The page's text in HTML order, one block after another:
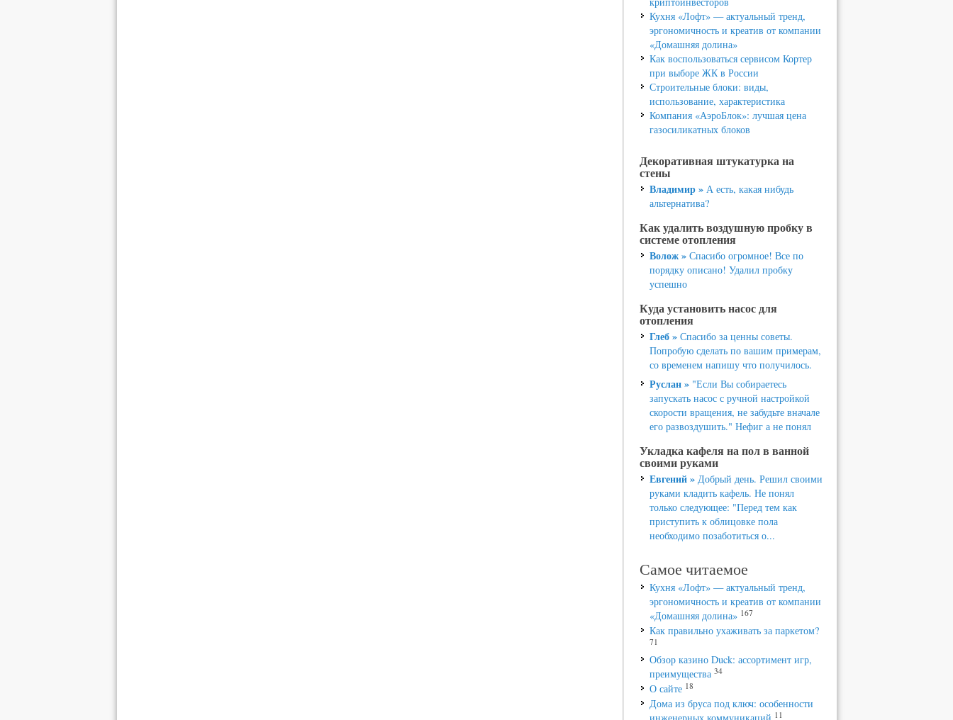
Кухня «Лофт» — актуальный тренд,
эргономичность и креатив от компании
«Домашняя долина»
Как воспользоваться сервисом Кортер
при выборе ЖК в России
Строительные блоки: виды,
использование, характеристика
Компания «АэроБлок»: лучшая цена
газосиликатных блоков
Декоративная штукатурка на
стены
Владимир »А есть, какая нибудь
альтернатива?
Как удалить воздушную пробку в
системе отопления
Волож »Спасибо огромное! Все по
порядку описано! Удалил пробку
успешно
Куда установить насос для
отопления
Глеб »Спасибо за ценны советы.
Попробую сделать по вашим примерам,
со временем напишу что получилось.
Руслан »"Если Вы собираетесь
запускать насос с ручной настройкой
скорости вращения, не забудьте вначале
его развоздушить." Нефиг а не понял
Укладка кафеля на пол в ванной
своими руками
Евгений »Добрый день. Решил своими
руками кладить кафель. Не понял
только следующее: "Перед тем как
приступить к облицовке пола
необходимо позаботиться о...
Самое читаемое
Кухня «Лофт» — актуальный тренд,
эргономичность и креатив от компании
«Домашняя долина» 167
Как правильно ухаживать за паркетом?
71
Обзор казино Duck: ассортимент игр,
преимущества 34
О сайте 18
Дома из бруса под ключ: особенности
11